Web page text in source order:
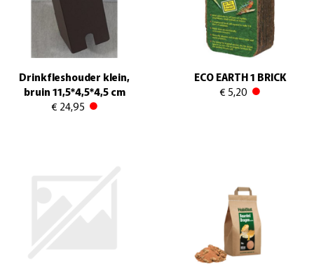
Drinkfleshouder klein,
bruin 11,5*4,5*4,5 cm
€ 24,95
ECO EARTH 1 BRICK
€ 5,20